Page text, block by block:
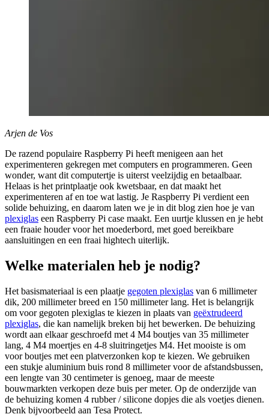
Arjen de Vos
De razend populaire Raspberry Pi heeft menigeen aan het
experimenteren gekregen met computers en programmeren. Geen
wonder, want dit computertje is uiterst veelzijdig en betaalbaar.
Helaas is het printplaatje ook kwetsbaar, en dat maakt het
experimenteren af en toe wat lastig. Je Raspberry Pi verdient een
solide behuizing, en daarom laten we je in dit blog zien hoe je van
plexiglas een Raspberry Pi case maakt. Een uurtje klussen en je hebt
een fraaie houder voor het moederbord, met goed bereikbare
aansluitingen en een fraai hightech uiterlijk.
Welke materialen heb je nodig?
Het basismateriaal is een plaatje gegoten plexiglas van 6 millimeter
dik, 200 millimeter breed en 150 millimeter lang. Het is belangrijk
om voor gegoten plexiglas te kiezen in plaats van geëxtrudeerd
plexiglas, die kan namelijk breken bij het bewerken. De behuizing
wordt aan elkaar geschroefd met 4 M4 boutjes van 35 millimeter
lang, 4 M4 moertjes en 4-8 sluitringetjes M4. Het mooiste is om
voor boutjes met een platverzonken kop te kiezen. We gebruiken
een stukje aluminium buis rond 8 millimeter voor de afstandsbussen,
een lengte van 30 centimeter is genoeg, maar de meeste
bouwmarkten verkopen deze buis per meter. Op de onderzijde van
de behuizing komen 4 rubber / silicone dopjes die als voetjes dienen.
Denk bijvoorbeeld aan Tesa Protect.